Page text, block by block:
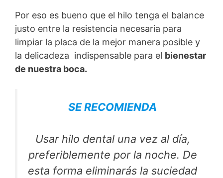
Por eso es bueno que el hilo tenga el balance
justo entre la resistencia necesaria para
limpiar la placa de la mejor manera posible y
la delicadeza indispensable para el bienestar
de nuestra boca.
SE RECOMIENDA
Usar hilo dental una vez al día,
preferiblemente por la noche. De
esta forma eliminarás la suciedad